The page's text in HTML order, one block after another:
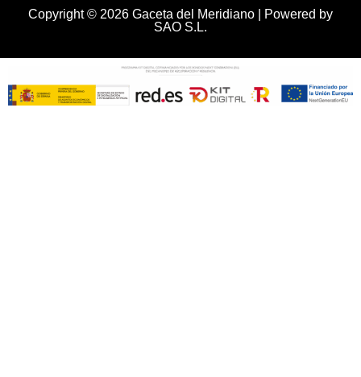
Copyright © 2026 Gaceta del Meridiano | Powered by
SAO S.L.